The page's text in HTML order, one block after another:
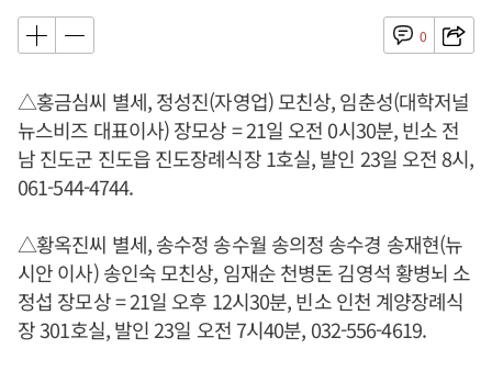
0
△홍금심씨 별세, 정성진(자영업) 모친상, 임춘성(대학저널
뉴스비즈 대표이사) 장모상 = 21일 오전 0시30분, 빈소 전
남 진도군 진도읍 진도장례식장 1호실, 발인 23일 오전 8시,
061-544-4744.
△황옥진씨 별세, 송수정 송수월 송의정 송수경 송재현(뉴
시안 이사) 송인숙 모친상, 임재순 천병돈 김영석 황병뇌 소
정섭 장모상 = 21일 오후 12시30분, 빈소 인천 계양장례식
장 301호실, 발인 23일 오전 7시40분, 032-556-4619.